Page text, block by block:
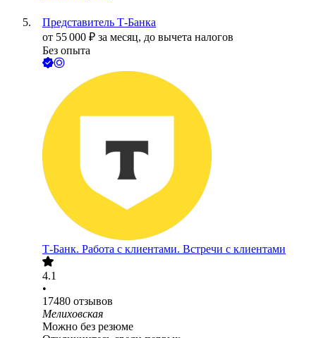
Представитель Т-Банка
от 55 000 ₽ за месяц, до вычета налогов
Без опыта
Т-Банк. Работа с клиентами. Встречи с клиентами
4.1
•
17480 отзывов
Мелиховская
Можно без резюме